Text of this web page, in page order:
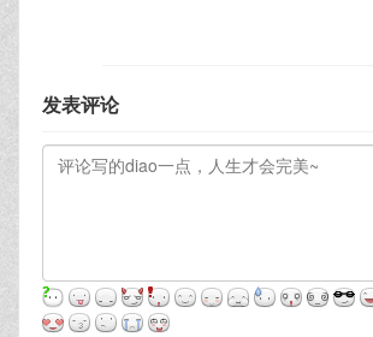
发表评论